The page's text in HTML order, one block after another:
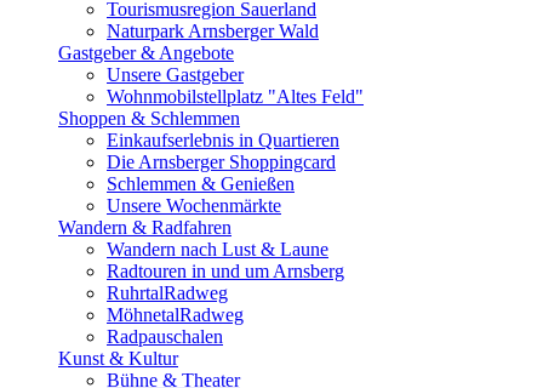
Tourismusregion Sauerland
Naturpark Arnsberger Wald
Gastgeber & Angebote
Unsere Gastgeber
Wohnmobilstellplatz "Altes Feld"
Shoppen & Schlemmen
Einkaufserlebnis in Quartieren
Die Arnsberger Shoppingcard
Schlemmen & Genießen
Unsere Wochenmärkte
Wandern & Radfahren
Wandern nach Lust & Laune
Radtouren in und um Arnsberg
RuhrtalRadweg
MöhnetalRadweg
Radpauschalen
Kunst & Kultur
Bühne & Theater